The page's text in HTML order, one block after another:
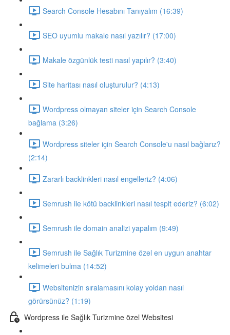
Search Console Hesabını Tanıyalım (16:39)
SEO uyumlu makale nasıl yazılır? (17:00)
Makale özgünlük testi nasıl yapılır? (3:40)
Site haritası nasıl oluşturulur? (4:13)
Wordpress olmayan siteler için Search Console
bağlama (3:26)
Wordpress siteler için Search Console'u nasıl bağlarız?
(2:14)
Zararlı backlinkleri nasıl engelleriz? (4:06)
Semrush ile kötü backlinkleri nasıl tespit ederiz? (6:02)
Semrush ile domain analizi yapalım (9:49)
Semrush ile Sağlık Turizmine özel en uygun anahtar
kelimeleri bulma (14:52)
Websitenizin sıralamasını kolay yoldan nasıl
görürsünüz? (1:19)
Wordpress ile Sağlık Turizmine özel Websitesi